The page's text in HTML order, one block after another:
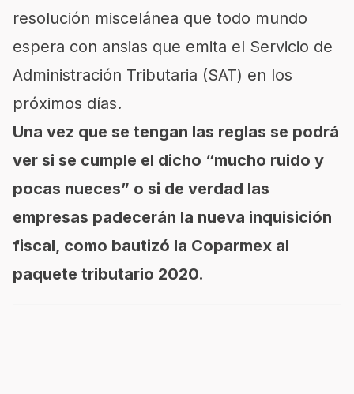
resolución miscelánea que todo mundo
espera con ansias que emita el Servicio de
Administración Tributaria (SAT) en los
próximos días.
Una vez que se tengan las reglas se podrá
ver si se cumple el dicho “mucho ruido y
pocas nueces” o si de verdad las
empresas padecerán la nueva inquisición
fiscal, como bautizó la Coparmex al
paquete tributario 2020.